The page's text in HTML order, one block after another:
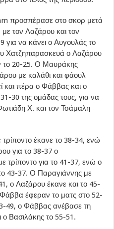
προσπέρασε στο σκορ μετά
τον Λαζάρου και τον
για να κάνει ο Αυγουλάς το
Χατζηπαρασκευά ο Λαζάρου
το 20-25. Ο Μαυράκης
με καλάθι και φάουλ
και πέρα ο Φάββας και ο
30 της ομάδας τους, για να
Χ. και τον Τσάμαλη
έκανε το 38-34, ενώ
για το 38-37 ο
τρίποντο για το 41-37, ενώ ο
43-37. Ο Παραγιάννης με
ο Λαζάρου έκανε και το 45-
έφεραν το ματς στο 52-
49, ο Φάββας ανέβασε τη
ο Βασιλάκης το 55-51.